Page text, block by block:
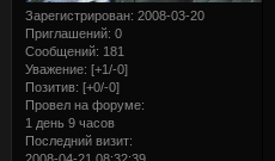
Зарегистрирован: 2008-03-20
Приглашений: 0
Сообщений: 181
Уважение: [+1/-0]
Позитив: [+0/-0]
Провел на форуме:
1 день 9 часов
Последний визит:
2008-04-21 08:32:39